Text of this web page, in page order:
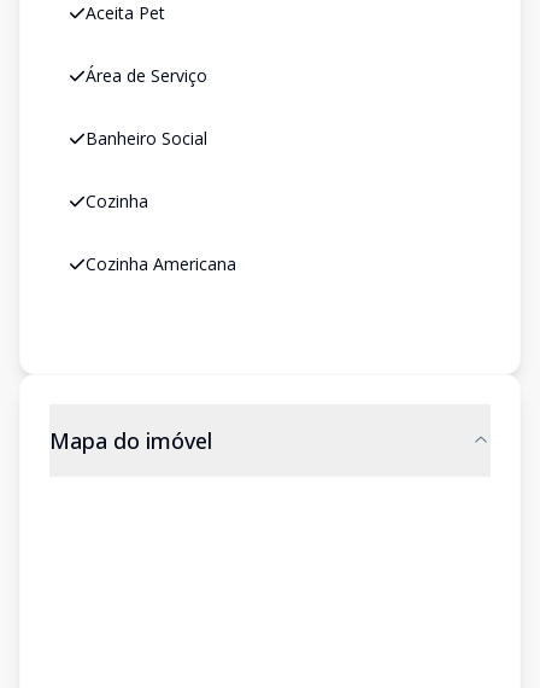
Aceita Pet
Área de Serviço
Banheiro Social
Cozinha
Cozinha Americana
Mapa do imóvel